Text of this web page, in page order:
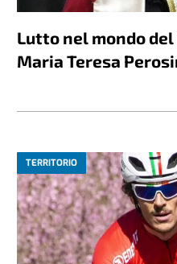
Lutto nel mondo
Maria Teresa
TERRITORIO